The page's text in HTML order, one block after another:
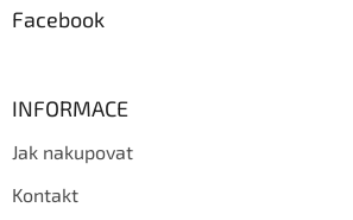
Facebook
INFORMACE
Jak nakupovat
Kontakt